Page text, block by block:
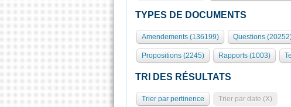
TYPES DE DOCUMENTS
Amendements (136199) Questions
Propositions (2245) Rapports (1003)
TRI DES RÉSULTATS
Trier par pertinence Trier par date (X)